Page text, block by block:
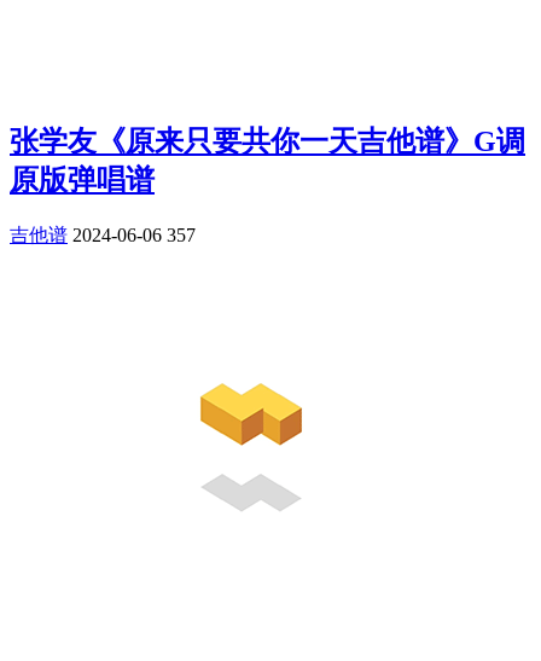
张学友《原来只要共你一天吉他谱》G调
原版弹唱谱
吉他谱 2024-06-06 357